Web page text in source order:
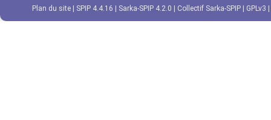
Plan du site SPIP 4.4.16 Sarka-SPIP 4.2.0 Collectif Sarka-SPIP GPLv3